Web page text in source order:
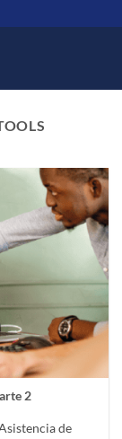
2
de